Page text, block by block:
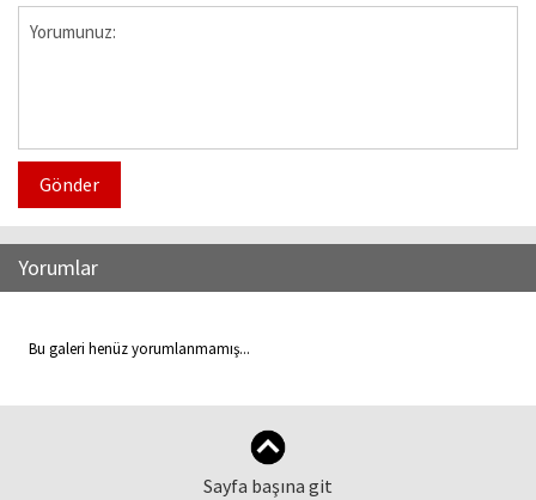
Gönder
Yorumlar
Bu galeri henüz yorumlanmamış...
Sayfa başına git